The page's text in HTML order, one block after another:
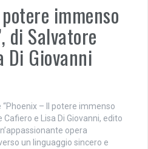
immenso
di Salvatore
Di Giovanni
“Phoenix – Il potere immenso
e Lisa Di Giovanni, edito
opera
un linguaggio sincero e